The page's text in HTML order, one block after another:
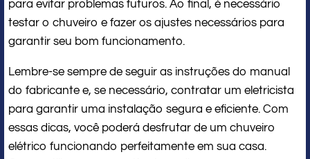
para evitar problemas futuros. Ao final, é necessário
testar o chuveiro e fazer os ajustes necessários para
garantir seu bom funcionamento.
Lembre-se sempre de seguir as instruções do manual
do fabricante e, se necessário, contratar um eletricista
para garantir uma instalação segura e eficiente. Com
essas dicas, você poderá desfrutar de um chuveiro
elétrico funcionando perfeitamente em sua casa.